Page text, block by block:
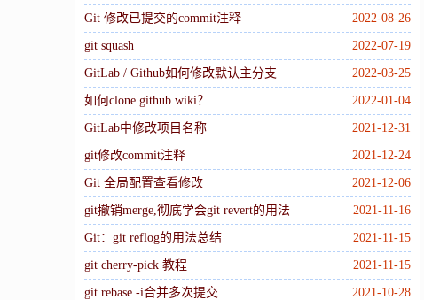
2022-08-26
Git 修改已提交的commit注释
2022-07-19
git squash
2022-03-25
GitLab / Github如何修改默认主分支
2022-01-04
如何clone github wiki？
2021-12-31
GitLab中修改项目名称
2021-12-24
git修改commit注释
2021-12-06
Git 全局配置查看修改
2021-11-16
git撤销merge,彻底学会git revert的用法
2021-11-15
Git：git reflog的用法总结
2021-11-15
git cherry-pick 教程
2021-10-28
git rebase -i合并多次提交